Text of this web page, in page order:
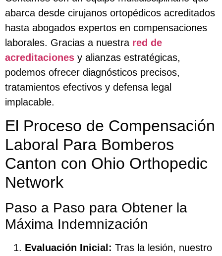
abarca desde cirujanos ortopédicos acreditados
hasta abogados expertos en compensaciones
laborales. Gracias a nuestra red de
acreditaciones y alianzas estratégicas,
podemos ofrecer diagnósticos precisos,
tratamientos efectivos y defensa legal
implacable.
El Proceso de Compensación
Laboral Para Bomberos
Canton con Ohio Orthopedic
Network
Paso a Paso para Obtener la
Máxima Indemnización
Evaluación Inicial: Tras la lesión, nuestro